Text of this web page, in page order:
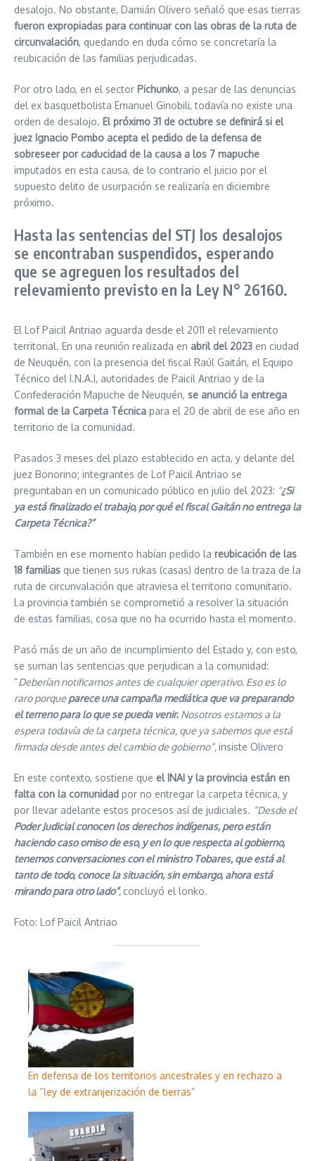
desalojo. No obstante, Damián Olivero señaló que esas tierras
fueron expropiadas para continuar con las obras de la ruta de
circunvalación, quedando en duda cómo se concretaría la
reubicación de las familias perjudicadas.
Por otro lado, en el sector Pichunko, a pesar de las denuncias
del ex basquetbolista Emanuel Ginobili, todavía no existe una
orden de desalojo. El próximo 31 de octubre se definirá si el
juez Ignacio Pombo acepta el pedido de la defensa de
sobreseer por caducidad de la causa a los 7 mapuche
imputados en esta causa, de lo contrario el juicio por el
supuesto delito de usurpación se realizaría en diciembre
próximo.
Hasta las sentencias del STJ los desalojos
se encontraban suspendidos, esperando
que se agreguen los resultados del
relevamiento previsto en la Ley N° 26160.
El Lof Paicil Antriao aguarda desde el 2011 el relevamiento
territorial. En una reunión realizada en abril del 2023 en ciudad
de Neuquén, con la presencia del fiscal Raúl Gaitán, el Equipo
Técnico del I.N.A.I, autoridades de Paicil Antriao y de la
Confederación Mapuche de Neuquén, se anunció la entrega
formal de la Carpeta Técnica para el 20 de abril de ese año en
territorio de la comunidad.
Pasados 3 meses del plazo establecido en acta, y delante del
juez Bonorino; integrantes de Lof Paicil Antriao se
preguntaban en un comunicado público en julio del 2023: “¿Si
ya está finalizado el trabajo, por qué el fiscal Gaitán no entrega la
Carpeta Técnica?”
También en ese momento habían pedido la reubicación de las
18 familias que tienen sus rukas (casas) dentro de la traza de la
ruta de circunvalación que atraviesa el territorio comunitario.
La provincia también se comprometió a resolver la situación
de estas familias, cosa que no ha ocurrido hasta el momento.
Pasó más de un año de incumplimiento del Estado y, con esto,
se suman las sentencias que perjudican a la comunidad:
“Deberían notificarnos antes de cualquier operativo. Eso es lo
raro porque parece una campaña mediática que va preparando
el terreno para lo que se pueda venir. Nosotros estamos a la
espera todavía de la carpeta técnica, que ya sabemos que está
firmada desde antes del cambio de gobierno“,insiste Olivero
En este contexto, sostiene que el INAI y la provincia están en
falta con la comunidad por no entregar la carpeta técnica, y
por llevar adelante estos procesos así de judiciales. “Desde el
Poder Judicial conocen los derechos indígenas, pero están
haciendo caso omiso de eso, y en lo que respecta al gobierno,
tenemos conversaciones con el ministro Tobares, que está al
tanto de todo, conoce la situación, sin embargo, ahora está
mirando para otro lado”, concluyó el lonko.
Foto: Lof Paicil Antriao
En defensa de los territorios ancestrales y en rechazo a
la “ley de extranjerización de tierras”